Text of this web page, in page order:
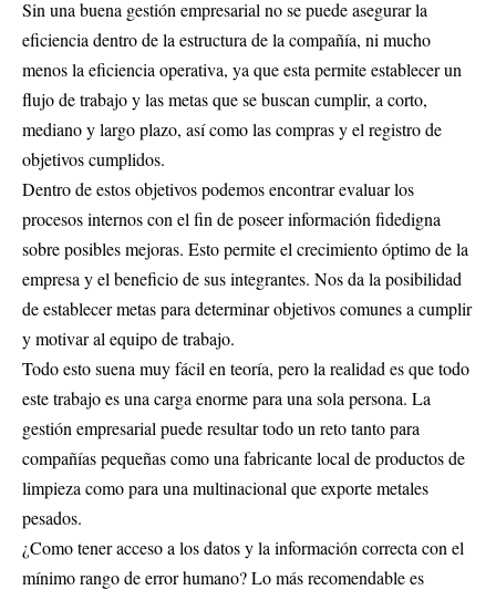
Sin una buena gestión empresarial no se puede asegurar la
eficiencia dentro de la estructura de la compañía, ni mucho
menos la eficiencia operativa, ya que esta permite establecer un
flujo de trabajo y las metas que se buscan cumplir, a corto,
mediano y largo plazo, así como las compras y el registro de
objetivos cumplidos.
Dentro de estos objetivos podemos encontrar evaluar los
procesos internos con el fin de poseer información fidedigna
sobre posibles mejoras. Esto permite el crecimiento óptimo de la
empresa y el beneficio de sus integrantes. Nos da la posibilidad
de establecer metas para determinar objetivos comunes a cumplir
y motivar al equipo de trabajo.
Todo esto suena muy fácil en teoría, pero la realidad es que todo
este trabajo es una carga enorme para una sola persona. La
gestión empresarial puede resultar todo un reto tanto para
compañías pequeñas como una fabricante local de productos de
limpieza como para una multinacional que exporte metales
pesados.
¿Como tener acceso a los datos y la información correcta con el
mínimo rango de error humano? Lo más recomendable es